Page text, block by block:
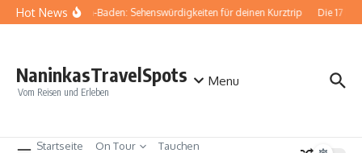
Zum Inhalt springen
Hot NewsBaden-Baden: Sehenswürdigkeiten für deinen Kurztrip Die 17
NaninkasTravelSpots
Vom Reisen und Erleben
Menu
Startseite On Tour
Tauchen